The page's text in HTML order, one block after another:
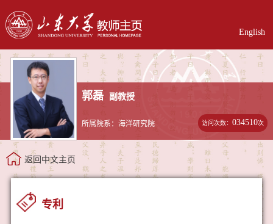
English
郭磊 副教授
所属院系：海洋研究院 访问次数：034510次
返回中文主页
专利